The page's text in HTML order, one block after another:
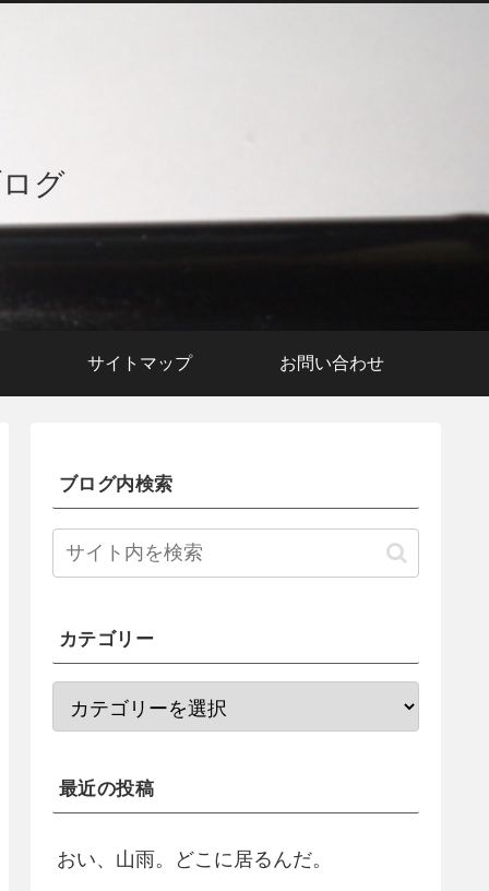
グ
サイトマップ お問い合わせ
ブログ内検索
カテゴリー
最近の投稿
おい、山雨。どこに居るんだ。